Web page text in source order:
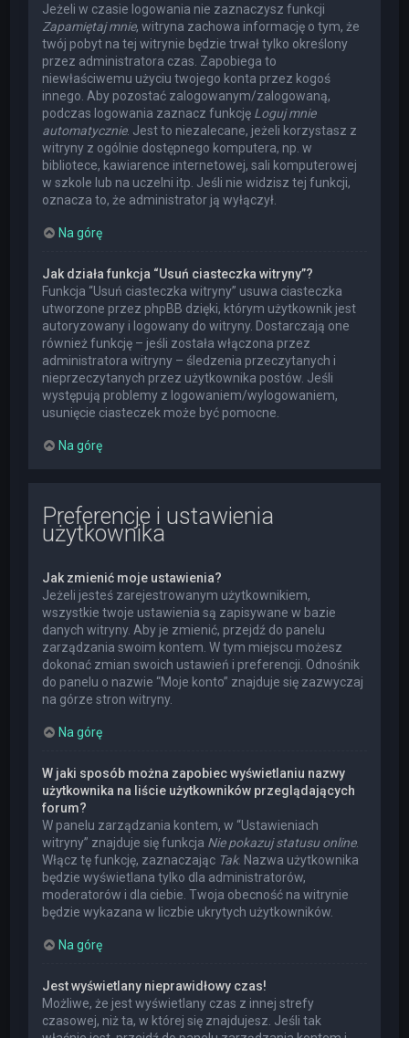
Jeżeli w czasie logowania nie zaznaczysz funkcji
Zapamiętaj mnie, witryna zachowa informację o tym, że
twój pobyt na tej witrynie będzie trwał tylko określony
przez administratora czas. Zapobiega to
niewłaściwemu użyciu twojego konta przez kogoś
innego. Aby pozostać zalogowanym/zalogowaną,
podczas logowania zaznacz funkcję Loguj mnie
automatycznie. Jest to niezalecane, jeżeli korzystasz z
witryny z ogólnie dostępnego komputera, np. w
bibliotece, kawiarence internetowej, sali komputerowej
w szkole lub na uczelni itp. Jeśli nie widzisz tej funkcji,
oznacza to, że administrator ją wyłączył.
Na górę
Jak działa funkcja “Usuń ciasteczka witryny”?
Funkcja “Usuń ciasteczka witryny” usuwa ciasteczka
utworzone przez phpBB dzięki, którym użytkownik jest
autoryzowany i logowany do witryny. Dostarczają one
również funkcję – jeśli została włączona przez
administratora witryny – śledzenia przeczytanych i
nieprzeczytanych przez użytkownika postów. Jeśli
występują problemy z logowaniem/wylogowaniem,
usunięcie ciasteczek może być pomocne.
Na górę
Preferencje i ustawienia
użytkownika
Jak zmienić moje ustawienia?
Jeżeli jesteś zarejestrowanym użytkownikiem,
wszystkie twoje ustawienia są zapisywane w bazie
danych witryny. Aby je zmienić, przejdź do panelu
zarządzania swoim kontem. W tym miejscu możesz
dokonać zmian swoich ustawień i preferencji. Odnośnik
do panelu o nazwie “Moje konto” znajduje się zazwyczaj
na górze stron witryny.
Na górę
W jaki sposób można zapobiec wyświetlaniu nazwy
użytkownika na liście użytkowników przeglądających
forum?
W panelu zarządzania kontem, w “Ustawieniach
witryny” znajduje się funkcja Nie pokazuj statusu online.
Włącz tę funkcję, zaznaczając Tak. Nazwa użytkownika
będzie wyświetlana tylko dla administratorów,
moderatorów i dla ciebie. Twoja obecność na witrynie
będzie wykazana w liczbie ukrytych użytkowników.
Na górę
Jest wyświetlany nieprawidłowy czas!
Możliwe, że jest wyświetlany czas z innej strefy
czasowej, niż ta, w której się znajdujesz. Jeśli tak